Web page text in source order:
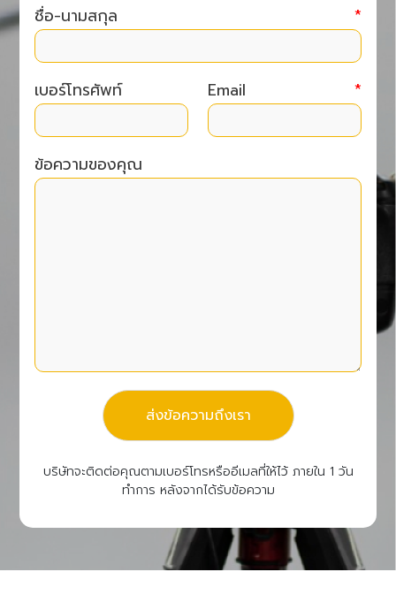
ชื่อ-นามสกุล *
เบอร์โทรศัพท์ Email *
ข้อความของคุณ
ส่งข้อความถึงเรา
บริษัทจะติดต่อคุณตามเบอร์โทรหรืออีเมลที่ให้ไว้ ภายใน 1 วัน
ทำการ หลังจากได้รับข้อความ